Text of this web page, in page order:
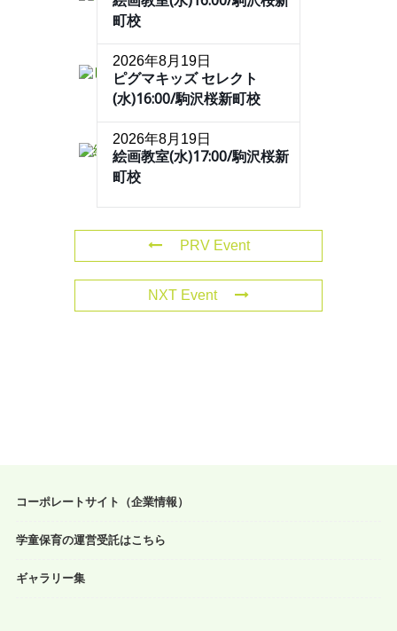
町校
2026年8月19日
ピグマキッズ セレクト
(水)16:00/駒沢桜新町校
2026年8月19日
絵画教室(水)17:00/駒沢桜新
町校
PRV Event
NXT Event
コーポレートサイト（企業情報）
学童保育の運営受託はこちら
ギャラリー集